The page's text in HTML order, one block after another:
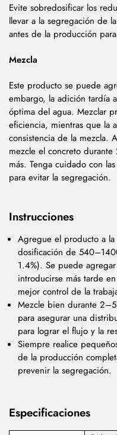
Evite sobredosificar los
llevar a la segregación de
antes de la producción
Mezcla
Este producto se puede
embargo, la adición tardía
óptima del agua. Mezclar
eficiencia, mientras que la
consistencia de la mezcla.
mezcle el concreto
más. Tenga cuidado con
para evitar la segregación.
Instrucciones
Agregue el producto a
dosificación de
1.4%). Se puede
introducirse más tarde
mejor control de la
Mezcle bien durante
para asegurar una
para lograr el flujo y la
Siempre realice
de la producción
prevenir la segregación.
Especificaciones